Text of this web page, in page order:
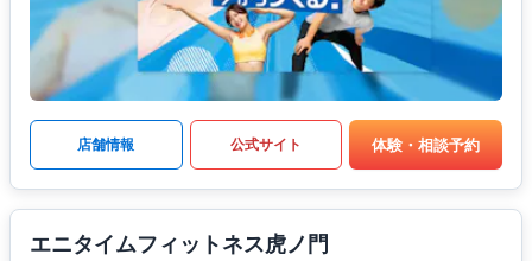
店舗情報 公式サイト 体験・相談予約
エニタイムフィットネス虎ノ門